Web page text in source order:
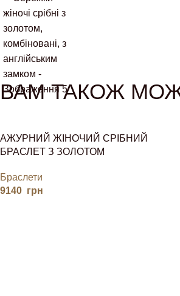
ВАМ ТАКОЖ
АЖУРНИЙ ЖІНОЧИЙ СРІБНИЙ
БРАСЛЕТ З ЗОЛОТОМ
Браслети
9140 грн